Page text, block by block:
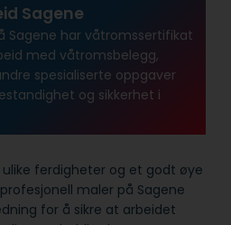
Sagene
Sagene har våtroms­sertifikat
med våtroms­belegg,
spesialiserte oppgaver
og sikkerhet i
ferdigheter og et godt øye
maler på Sagene
for å sikre at arbeidet